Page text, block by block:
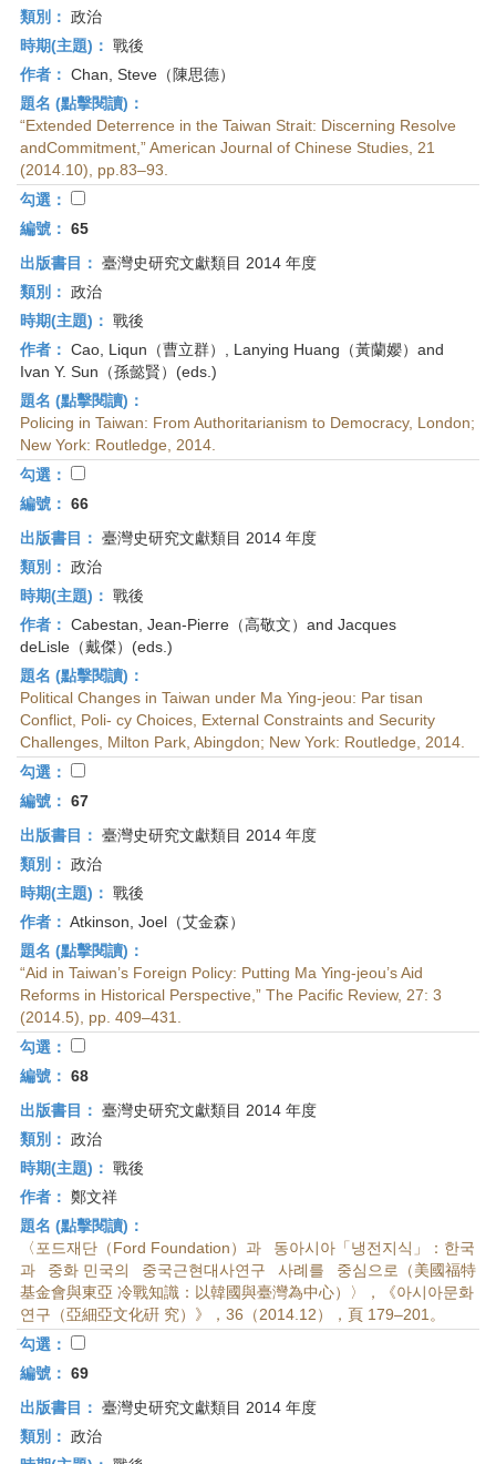
類別： 政治
時期(主題)： 戰後
作者： Chan, Steve（陳思德）
題名 (點擊閱讀)：
“Extended Deterrence in the Taiwan Strait: Discerning Resolve
andCommitment,” American Journal of Chinese Studies, 21
(2014.10), pp.83–93.
勾選：
編號： 65
出版書目： 臺灣史研究文獻類目 2014 年度
類別： 政治
時期(主題)： 戰後
作者： Cao, Liqun（曹立群）, Lanying Huang（黃蘭孆）and
Ivan Y. Sun（孫懿賢）(eds.)
題名 (點擊閱讀)：
Policing in Taiwan: From Authoritarianism to Democracy, London;
New York: Routledge, 2014.
勾選：
編號： 66
出版書目： 臺灣史研究文獻類目 2014 年度
類別： 政治
時期(主題)： 戰後
作者： Cabestan, Jean-Pierre（高敬文）and Jacques
deLisle（戴傑）(eds.)
題名 (點擊閱讀)：
Political Changes in Taiwan under Ma Ying-jeou: Par tisan
Conflict, Poli- cy Choices, External Constraints and Security
Challenges, Milton Park, Abingdon; New York: Routledge, 2014.
勾選：
編號： 67
出版書目： 臺灣史研究文獻類目 2014 年度
類別： 政治
時期(主題)： 戰後
作者： Atkinson, Joel（艾金森）
題名 (點擊閱讀)：
“Aid in Taiwan’s Foreign Policy: Putting Ma Ying-jeou’s Aid
Reforms in Historical Perspective,” The Pacific Review, 27: 3
(2014.5), pp. 409–431.
勾選：
編號： 68
出版書目： 臺灣史研究文獻類目 2014 年度
類別： 政治
時期(主題)： 戰後
作者： 鄭文祥
題名 (點擊閱讀)：
〈포드재단（Ford Foundation）과 동아시아「냉전지식」：한국
과 중화 민국의 중국근현대사연구 사례를 중심으로（美國福特
基金會與東亞 冷戰知識：以韓國與臺灣為中心）〉，《아시아문화
연구（亞細亞文化硏 究）》，36（2014.12），頁 179–201。
勾選：
編號： 69
出版書目： 臺灣史研究文獻類目 2014 年度
類別： 政治